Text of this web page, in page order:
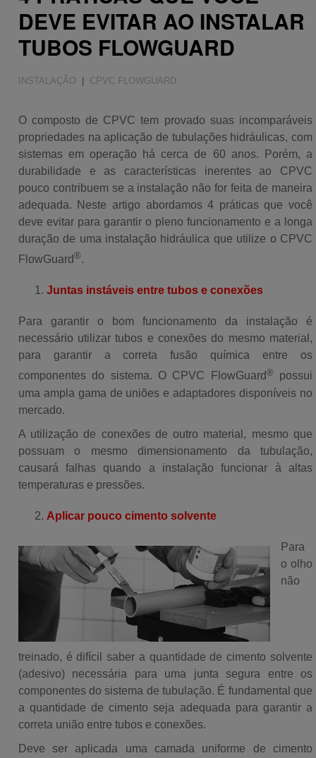
DEVE EVITAR AO INSTALAR
TUBOS FLOWGUARD
INSTALAÇÃO CPVC FLOWGUARD
O composto de CPVC tem provado suas incomparáveis
propriedades na aplicação de tubulações hidráulicas, com
sistemas em operação há cerca de 60 anos. Porém, a
durabilidade e as características inerentes ao CPVC
pouco contribuem se a instalação não for feita de maneira
adequada. Neste artigo abordamos 4 práticas que você
deve evitar para garantir o pleno funcionamento e a longa
duração de uma instalação hidráulica que utilize o CPVC
FlowGuard®.
Juntas instáveis ​​entre tubos e conexões
Para garantir o bom funcionamento da instalação é
necessário utilizar tubos e conexões do mesmo material,
para garantir a correta fusão química entre os
componentes do sistema. O CPVC FlowGuard®possui
uma ampla gama de uniões e adaptadores disponíveis no
mercado.
A utilização de conexões de outro material, mesmo que
possuam o mesmo dimensionamento da tubulação,
causará falhas quando a instalação funcionar à altas
temperaturas e pressões.
Aplicar pouco cimento solvente
Para
o olho
não
treinado, é difícil saber a quantidade de cimento solvente
(adesivo) necessária para uma junta segura entre os
componentes do sistema de tubulação. É fundamental que
a quantidade de cimento seja adequada para garantir a
correta união entre tubos e conexões.
Deve ser aplicada uma camada uniforme de cimento